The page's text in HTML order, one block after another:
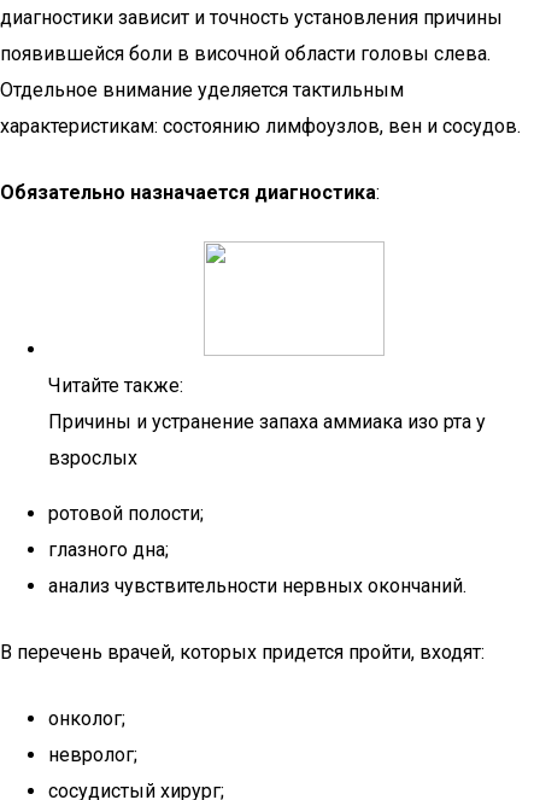
диагностики зависит и точность установления причины
появившейся боли в височной области головы слева.
Отдельное внимание уделяется тактильным
характеристикам: состоянию лимфоузлов, вен и сосудов.
Обязательно назначается диагностика:
Читайте также:
Причины и устранение запаха аммиака изо рта у
взрослых
ротовой полости;
глазного дна;
анализ чувствительности нервных окончаний.
В перечень врачей, которых придется пройти, входят:
онколог;
невролог;
сосудистый хирург;